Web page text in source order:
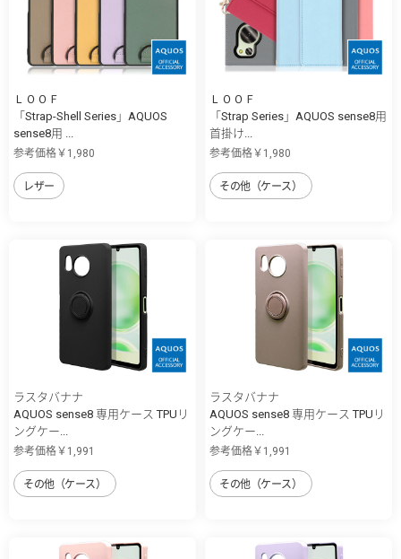
ＬＯＯＦ
「Strap-Shell Series」AQUOS
sense8用 ...
参考価格￥1,980
レザー
ＬＯＯＦ
「Strap Series」AQUOS sense8用
首掛け...
参考価格￥1,980
その他（ケース）
ラスタバナナ
AQUOS sense8 専用ケース TPUリ
ングケー...
参考価格￥1,991
その他（ケース）
ラスタバナナ
AQUOS sense8 専用ケース TPUリ
ングケー...
参考価格￥1,991
その他（ケース）